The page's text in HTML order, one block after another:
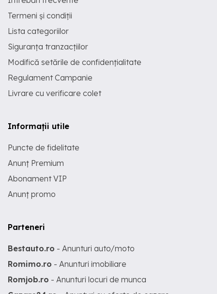
Termeni și condiții
Lista categoriilor
Siguranța tranzacțiilor
Modifică setările de confidențialitate
Regulament Campanie
Livrare cu verificare colet
Informații utile
Puncte de fidelitate
Anunț Premium
Abonament VIP
Anunț promo
Parteneri
Bestauto.ro - Anunturi auto/moto
Romimo.ro - Anunturi imobiliare
Romjob.ro - Anunturi locuri de munca